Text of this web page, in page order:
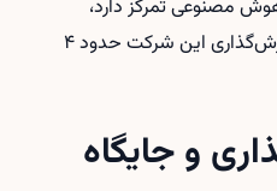
مصنوعی تمرکز دارد،
مشارکت کرده‌اند. در این دور، ارزش‌گذاری این شرکت حدود ۴
و جایگاه